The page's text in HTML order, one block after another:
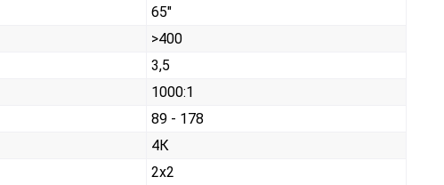
65"
>400
3,5
1000:1
89 - 178
4К
2x2